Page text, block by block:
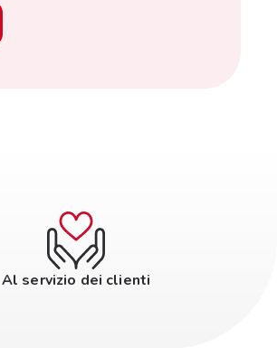
Al servizio dei clienti